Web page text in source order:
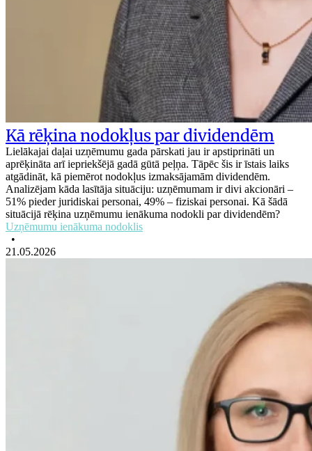
Kā rēķina nodokļus par dividendēm
Lielākajai daļai uzņēmumu gada pārskati jau ir apstiprināti un
aprēķināta arī iepriekšējā gadā gūtā peļņa. Tāpēc šis ir īstais laiks
atgādināt, kā piemērot nodokļus izmaksājamām dividendēm.
Analizējam kāda lasītāja situāciju: uzņēmumam ir divi akcionāri –
51% pieder juridiskai personai, 49% – fiziskai personai. Kā šādā
situācijā rēķina uzņēmumu ienākuma nodokli par dividendēm?
Uzņēmumu ienākuma nodoklis
•
21.05.2026